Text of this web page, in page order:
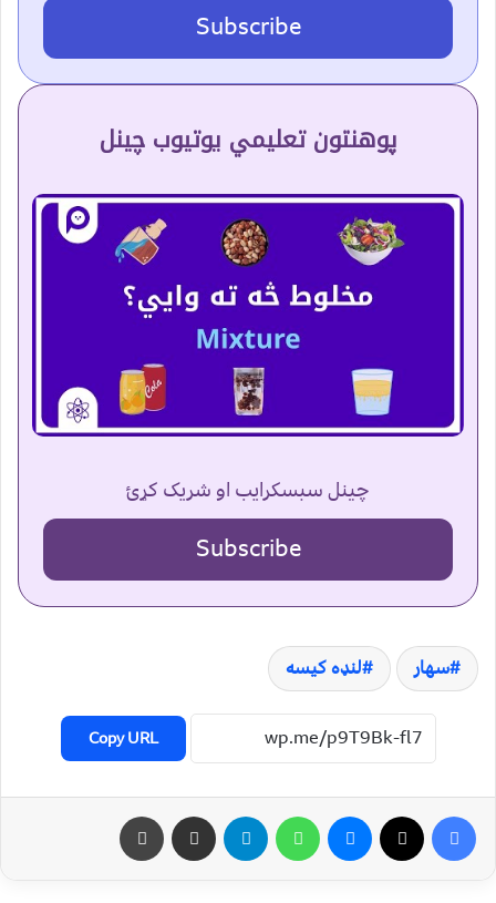
Subscribe
پوهنتون تعلیمي یوتیوب چینل
چینل سبسکرایب او شریک کړئ
Subscribe
سهار لنډه کیسه
Copy URL